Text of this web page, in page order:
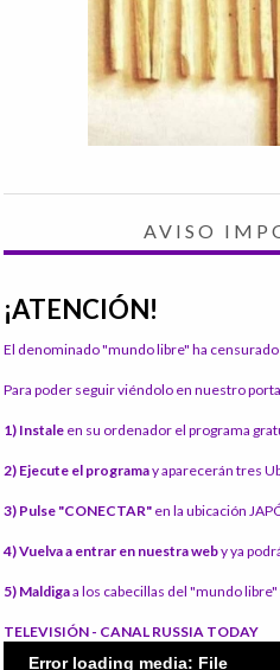
AVISO
¡ATENCIÓN!
El denominado "mundo libre" ha censurado
Para poder seguir viéndolo en nuestro
1) Instale en su ordenador el programa
2) Ejecute el programay aparecerán tres
3) Pulse "CONECTAR" en la ubicación
4) Vuelva a entrar en nuestra weby ya
5) Maldigaa los cabecillas del "mundo
TELEVISIÓN - CANAL RUSSIA TODAY